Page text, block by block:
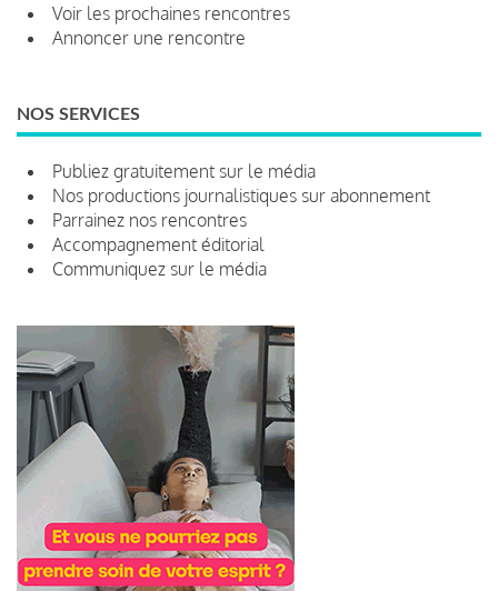
Voir les prochaines rencontres
Annoncer une rencontre
NOS SERVICES
Publiez gratuitement sur le média
Nos productions journalistiques sur abonnement
Parrainez nos rencontres
Accompagnement éditorial
Communiquez sur le média